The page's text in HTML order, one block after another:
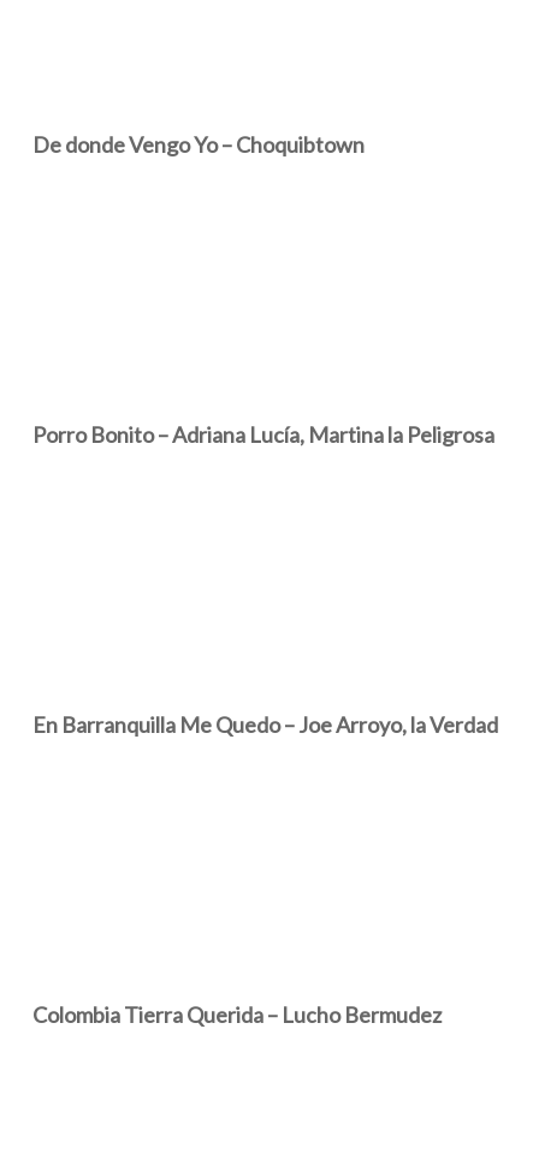
De donde Vengo Yo – Choquibtown
Porro Bonito – Adriana Lucía, Martina la Peligrosa
En Barranquilla Me Quedo – Joe Arroyo, la Verdad
Colombia Tierra Querida – Lucho Bermudez